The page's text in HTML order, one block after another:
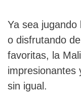
Ya sea
o disfrutando
favoritas, la
impresionantes
sin igual.